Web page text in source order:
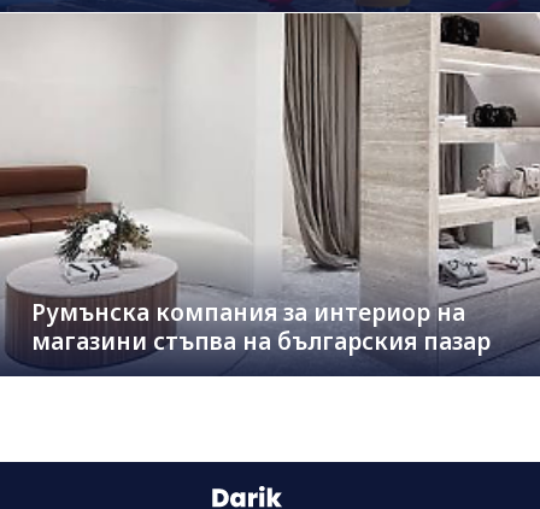
Румънска компания за интериор на
магазини стъпва на българския пазар